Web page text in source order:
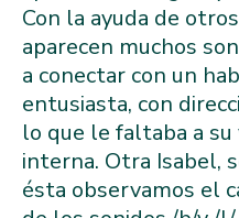
Con la ayuda de
aparecen muchos
a conectar con un
entusiasta, con
lo que le faltaba a su
interna. Otra Isabel,
ésta observamos el